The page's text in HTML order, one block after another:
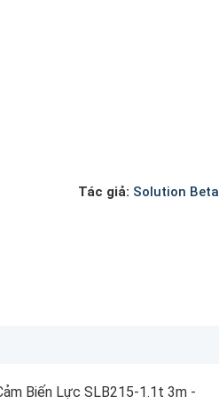
Tác giả: Solution Beta
Biến Lực SLB215-1.1t 3m -